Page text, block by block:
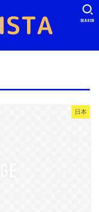
SEARCH
日本